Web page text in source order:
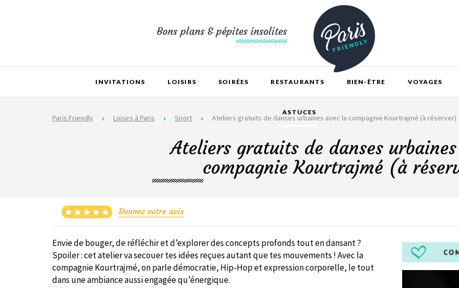
Bons plans & pépites insolites
INVITATIONS LOISIRS SOIRÉES RESTAURANTS BIEN-ÊTRE VOYAGES
ASTUCES
Paris Friendly Loisirs à Paris Sport Ateliers gratuits de danses urbaines avec la compagnie Kourtrajmé (à réserver)
Ateliers gratuits de danses
compagnie Kourtrajmé (à
Donnez votre avis
Envie de bouger, de réfléchir et d’explorer des concepts profonds tout en dansant ?
Spoiler : cet atelier va secouer tes idées reçues autant que tes mouvements ! Avec la
compagnie Kourtrajmé, on parle démocratie, Hip-Hop et expression corporelle, le tout
dans une ambiance aussi engagée qu’énergique.